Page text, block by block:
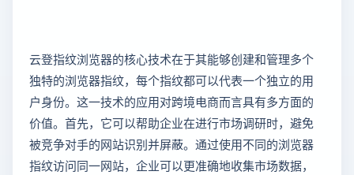
云登指纹浏览器的核心技术在于其能够创建和管理多个
独特的浏览器指纹，每个指纹都可以代表一个独立的用
户身份。这一技术的应用对跨境电商而言具有多方面的
价值。首先，它可以帮助企业在进行市场调研时，避免
被竞争对手的网站识别并屏蔽。通过使用不同的浏览器
指纹访问同一网站，企业可以更准确地收集市场数据，